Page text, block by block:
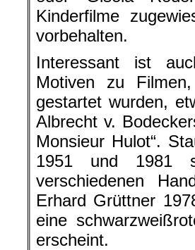
Kinderfilme
vorbehalten.
Interessant ist
Motiven zu
gestartet wurden,
Albrecht v.
Monsieur Hulot“.
1951 und 1981
verschiedenen
Erhard Grüttner
eine
erscheint.